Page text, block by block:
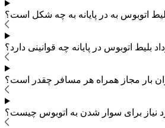
اتوبوس به در پایانه به چه شکل است؟
بلیط اتوبوس در پایانه چه قوانینی دارد؟
بار مجاز همراه هر مسافر چقدر است؟
نیاز برای سوار شدن به اتوبوس چیست؟